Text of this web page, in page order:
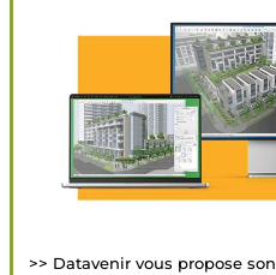
>> Datavenir vous propose son